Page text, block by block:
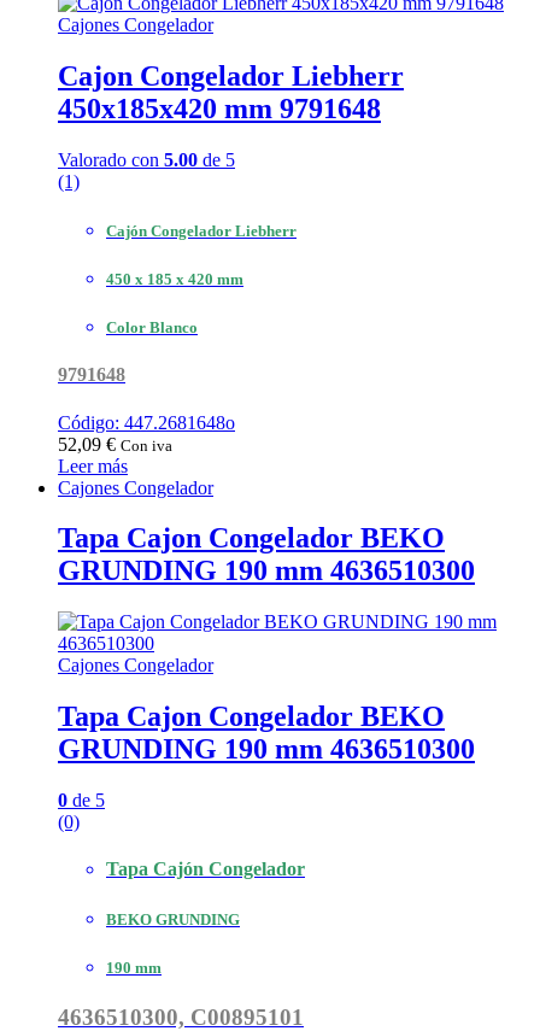
Cajones Congelador
Cajon Congelador Liebherr
450x185x420 mm 9791648
Valorado con 5.00 de 5
(1)
Cajón Congelador Liebherr
450 x 185 x 420 mm
Color Blanco
9791648
Código: 447.2681648o
52,09 € Con iva
Leer más
Cajones Congelador
Tapa Cajon Congelador BEKO
GRUNDING 190 mm 4636510300
Cajones Congelador
Tapa Cajon Congelador BEKO
GRUNDING 190 mm 4636510300
0 de 5
(0)
Tapa Cajón Congelador
BEKO GRUNDING
190 mm
4636510300, C00895101